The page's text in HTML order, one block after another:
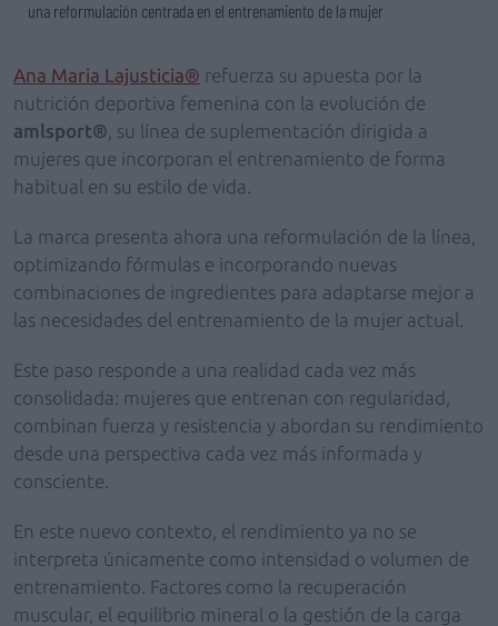
una reformulación centrada en el entrenamiento de la mujer
Ana Maria Lajusticia® refuerza su apuesta por la
nutrición deportiva femenina con la evolución de
amlsport® , su línea de suplementación dirigida a
mujeres que incorporan el entrenamiento de forma
habitual en su estilo de vida.
La marca presenta ahora una reformulación de la línea,
optimizando fórmulas e incorporando nuevas
combinaciones de ingredientes para adaptarse mejor a
las necesidades del entrenamiento de la mujer actual.
Este paso responde a una realidad cada vez más
consolidada: mujeres que entrenan con regularidad,
combinan fuerza y resistencia y abordan su rendimiento
desde una perspectiva cada vez más informada y
consciente.
En este nuevo contexto, el rendimiento ya no se
interpreta únicamente como intensidad o volumen de
entrenamiento. Factores como la recuperación
muscular, el equilibrio mineral o la gestión de la carga